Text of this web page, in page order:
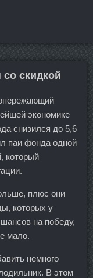
скидкой
экономике
снизился до 5,6
паи фонда одной
который
плюс они
которых у
на победу,
мало.
немного
В этом